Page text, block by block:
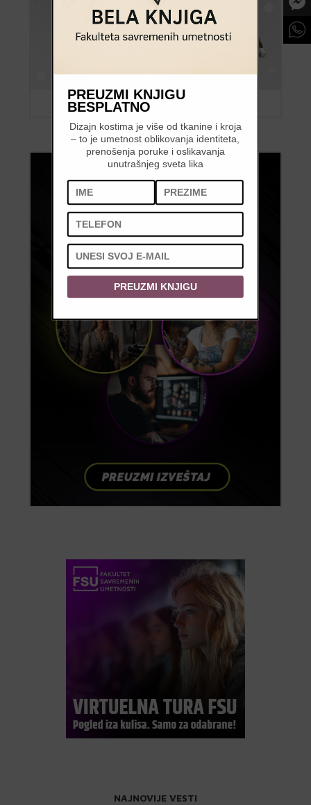
NAJNOVIJE VESTI
PREUZMI KNJIGU
BESPLATNO
Dizajn kostima je više od tkanine i kroja
– to je umetnost oblikovanja identiteta,
prenošenja poruke i oslikavanja
unutrašnjeg sveta lika
PREUZMI KNJIGU